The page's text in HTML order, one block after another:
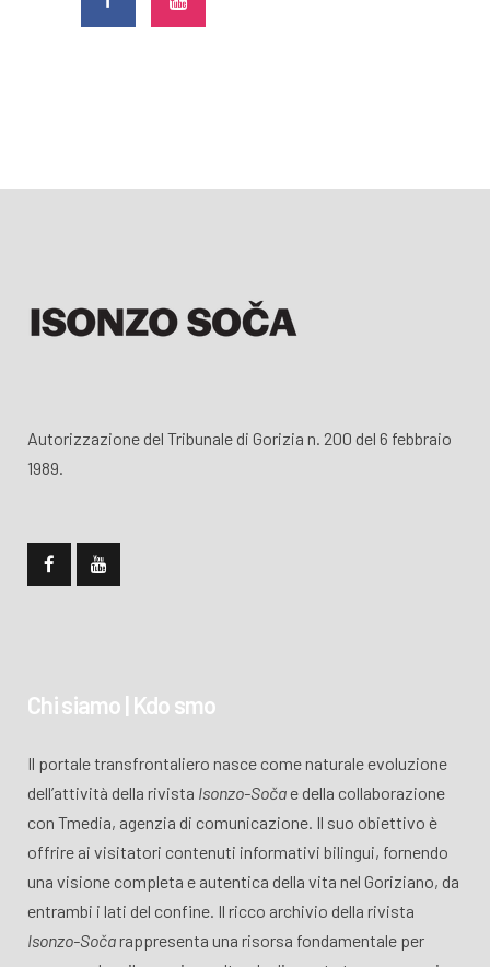
Autorizzazione del Tribunale di Gorizia n. 200 del 6 febbraio
1989.
Chi siamo | Kdo smo
Il portale transfrontaliero nasce come naturale evoluzione
dell’attività della rivista Isonzo-Sočae della collaborazione
con Tmedia, agenzia di comunicazione. Il suo obiettivo è
offrire ai visitatori contenuti informativi bilingui, fornendo
una visione completa e autentica della vita nel Goriziano, da
entrambi i lati del confine. Il ricco archivio della rivista
Isonzo-Sočarappresenta una risorsa fondamentale per